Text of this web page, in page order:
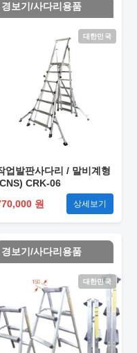
경보기/사다리용품
대한민국
업발판사다리 / 말비계형
CRK-06
원
상세보기
경보기/사다리용품
대한민국